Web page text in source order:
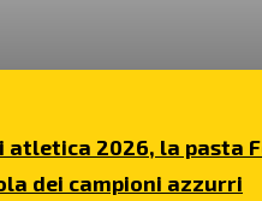
atletica 2026, la pasta
dei campioni azzurri